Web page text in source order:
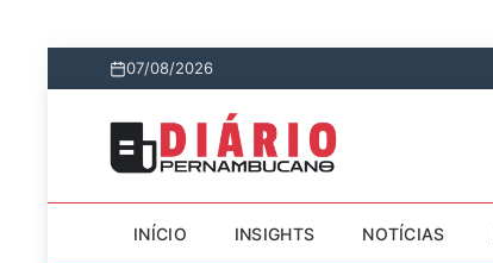
07/08/2026
INÍCIO INSIGHTS NOTÍCIAS